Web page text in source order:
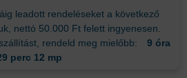
leadott rendeléseket a következő
nettó 50.000 Ft felett ingyenesen.
rendeld meg mielőbb:
9 óra
perc 12 mp